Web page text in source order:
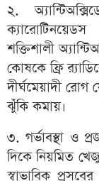
২.
শক্তিশালী
কোষকে ফ্রি
দীর্ঘমেয়াদী রোগ
ঝুঁকি কমায়।
৩. গর্ভাবস্থা ও
দিকে নিয়মিত
স্বাভাবিক